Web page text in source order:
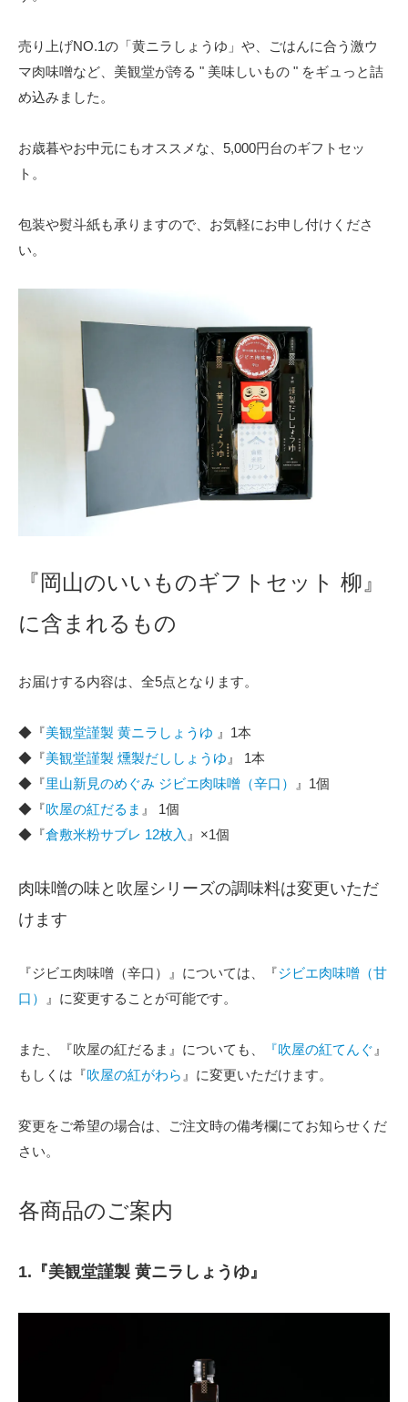
売り上げNO.1の「黄ニラしょうゆ」や、ごはんに合う激ウ
マ肉味噌など、美観堂が誇る " 美味しいもの " をギュっと詰
め込みました。
お歳暮やお中元にもオススメな、5,000円台のギフトセッ
ト。
包装や熨斗紙も承りますので、お気軽にお申し付けくださ
い。
『岡山のいいものギフトセット 柳』
に含まれるもの
お届けする内容は、全5点となります。
◆『美観堂謹製 黄ニラしょうゆ 』1本
◆『美観堂謹製 燻製だししょうゆ』 1本
◆『里山新見のめぐみ ジビエ肉味噌（辛口）
』1個
◆『吹屋の紅だるま 』 1個
◆『倉敷米粉サブレ 12枚入 』×1個
肉味噌の味と吹屋シリーズの調味料は変更いただ
けます
『ジビエ肉味噌（辛口）』については、『ジビエ肉味噌（甘
口）
』に変更することが可能です。
また、『吹屋の紅だるま』についても、 『吹屋の紅てんぐ』
もしくは『吹屋の紅がわら 』に変更いただけます。
変更をご希望の場合は、ご注文時の備考欄にてお知らせくだ
さい。
各商品のご案内
1.『美観堂謹製 黄ニラしょうゆ』